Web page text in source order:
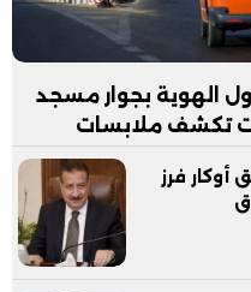
الهوية بجوار مسجد
تكشف ملابسات
فرز